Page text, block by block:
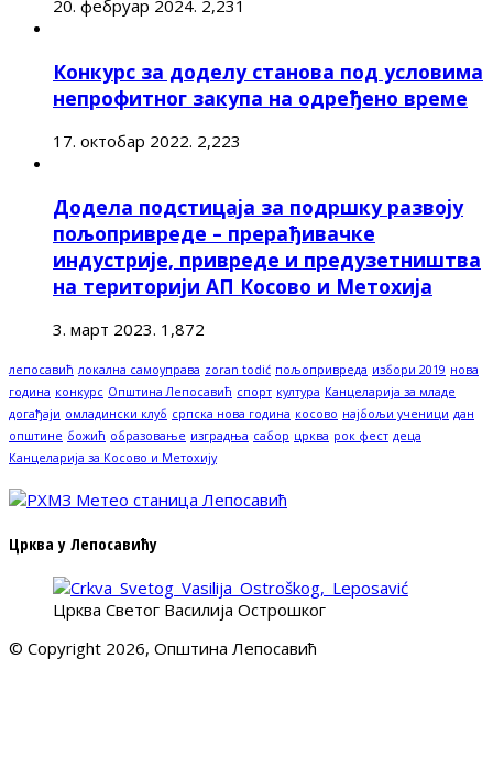
20. фебруар 2024. 2,231
Конкурс за доделу станова под условима
непрофитног закупа на одређено време
17. октобар 2022. 2,223
Додела подстицаја за подршку развоју
пољопривреде – прерађивачке
индустрије, привреде и предузетништва
на територији АП Косово и Метохија
3. март 2023. 1,872
лепосавић локална самоуправа zoran todić пољопривреда избори 2019 нова
година конкурс Општина Лепосавић спорт култура Канцеларија за младе
догађаји омладински клуб српска нова година косово најбољи ученици дан
општине божић образовање изградња сабор црква рок фест деца
Канцеларија за Косово и Метохију
Црква у Лепосавићу
Црква Светог Василија Острошког
© Copyright 2026, Општина Лепосавић